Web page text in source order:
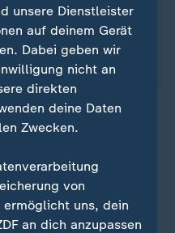
und damit
deutlich senken.
die Kosten dann
unsere Dienstleister
auf deinem Gerät
Dabei geben wir
nicht an
direkten
deine Daten
Zwecken.
von
uns, dein
an dich anzupassen